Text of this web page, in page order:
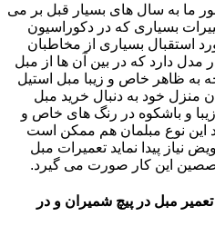
ما به سال های بسیار قبل بر می
بسیاری که در دکوراسیون
استقبال بسیاری از مخاطبان
مدل دارد که در بین آن ها از مبل
به ظاهر خاص و زیبا مبل استیل
منزل خود به دنبال خرید مبل
و باشکوه در رنگ های خاص و
این نوع مبلمان هم ممکن است
نیاز پیدا نماید تعمیرات مبل
این کار صورت می گیرد.
مبل در پیچ شمیران و در